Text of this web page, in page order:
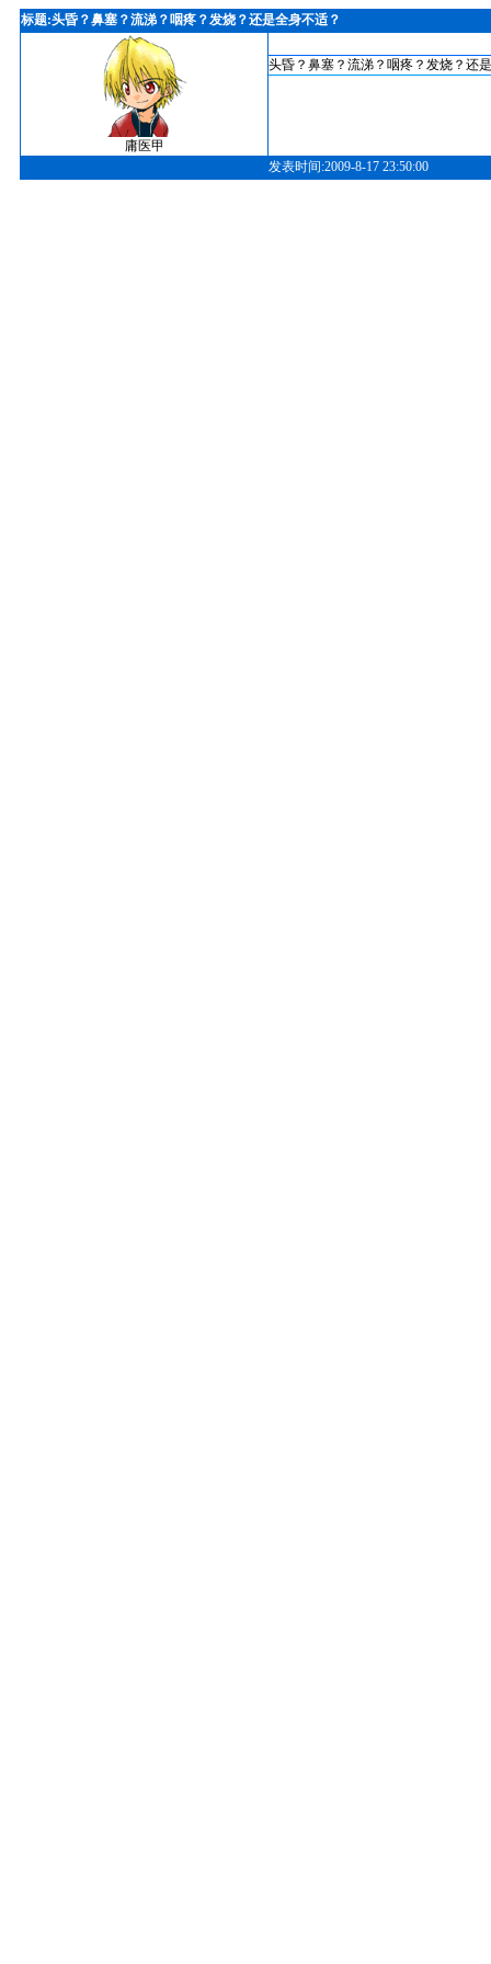
标题:头昏？鼻塞？流涕？咽疼？发烧？还是全身不适？
庸医甲
头昏？鼻塞？流涕？咽疼？发烧？还
发表时间:2009-8-17 23:50:00